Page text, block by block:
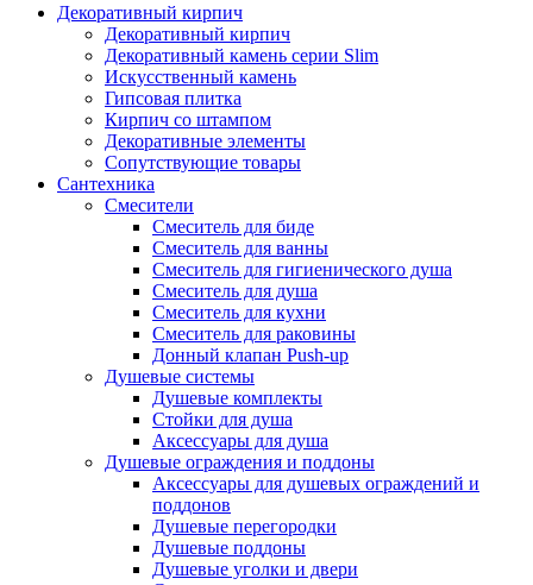
Декоративный кирпич
Декоративный кирпич
Декоративный камень серии Slim
Искусственный камень
Гипсовая плитка
Кирпич со штампом
Декоративные элементы
Сопутствующие товары
Сантехника
Смесители
Смеситель для биде
Смеситель для ванны
Смеситель для гигиенического душа
Смеситель для душа
Смеситель для кухни
Смеситель для раковины
Донный клапан Push-up
Душевые системы
Душевые комплекты
Стойки для душа
Аксессуары для душа
Душевые ограждения и поддоны
Аксессуары для душевых ограждений и
поддонов
Душевые перегородки
Душевые поддоны
Душевые уголки и двери